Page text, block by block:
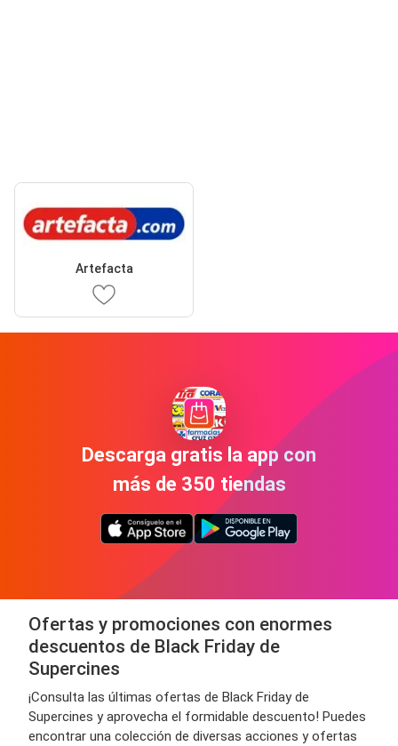
Artefacta
Descarga gratis la app con
más de 350 tiendas
Ofertas y promociones con enormes
descuentos de Black Friday de
Supercines
¡Consulta las últimas ofertas de Black Friday de
Supercines y aprovecha el formidable descuento! Puedes
encontrar una colección de diversas acciones y ofertas